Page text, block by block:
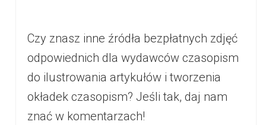
Czy znasz inne źródła bezpłatnych zdjęć
odpowiednich dla wydawców czasopism
do ilustrowania artykułów i tworzenia
okładek czasopism? Jeśli tak, daj nam
znać w komentarzach!